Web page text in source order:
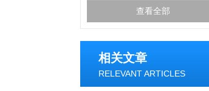
查看全部
相关文章
RELEVANT ARTICLES